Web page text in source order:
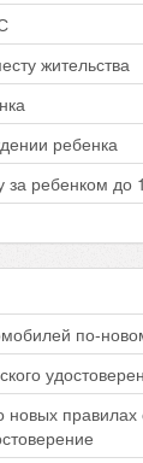
жительства
ребенка
за ребенком до
по-
новых